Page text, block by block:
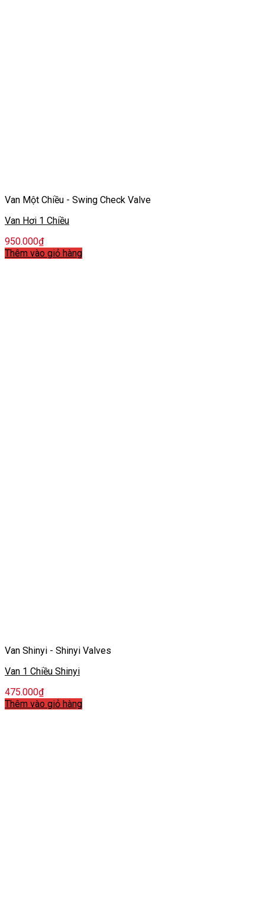
Van Một Chiều - Swing Check Valve
Van Hơi 1 Chiều
950.000₫
Thêm vào giỏ hàng
Van Shinyi - Shinyi Valves
Van 1 Chiều Shinyi
475.000₫
Thêm vào giỏ hàng